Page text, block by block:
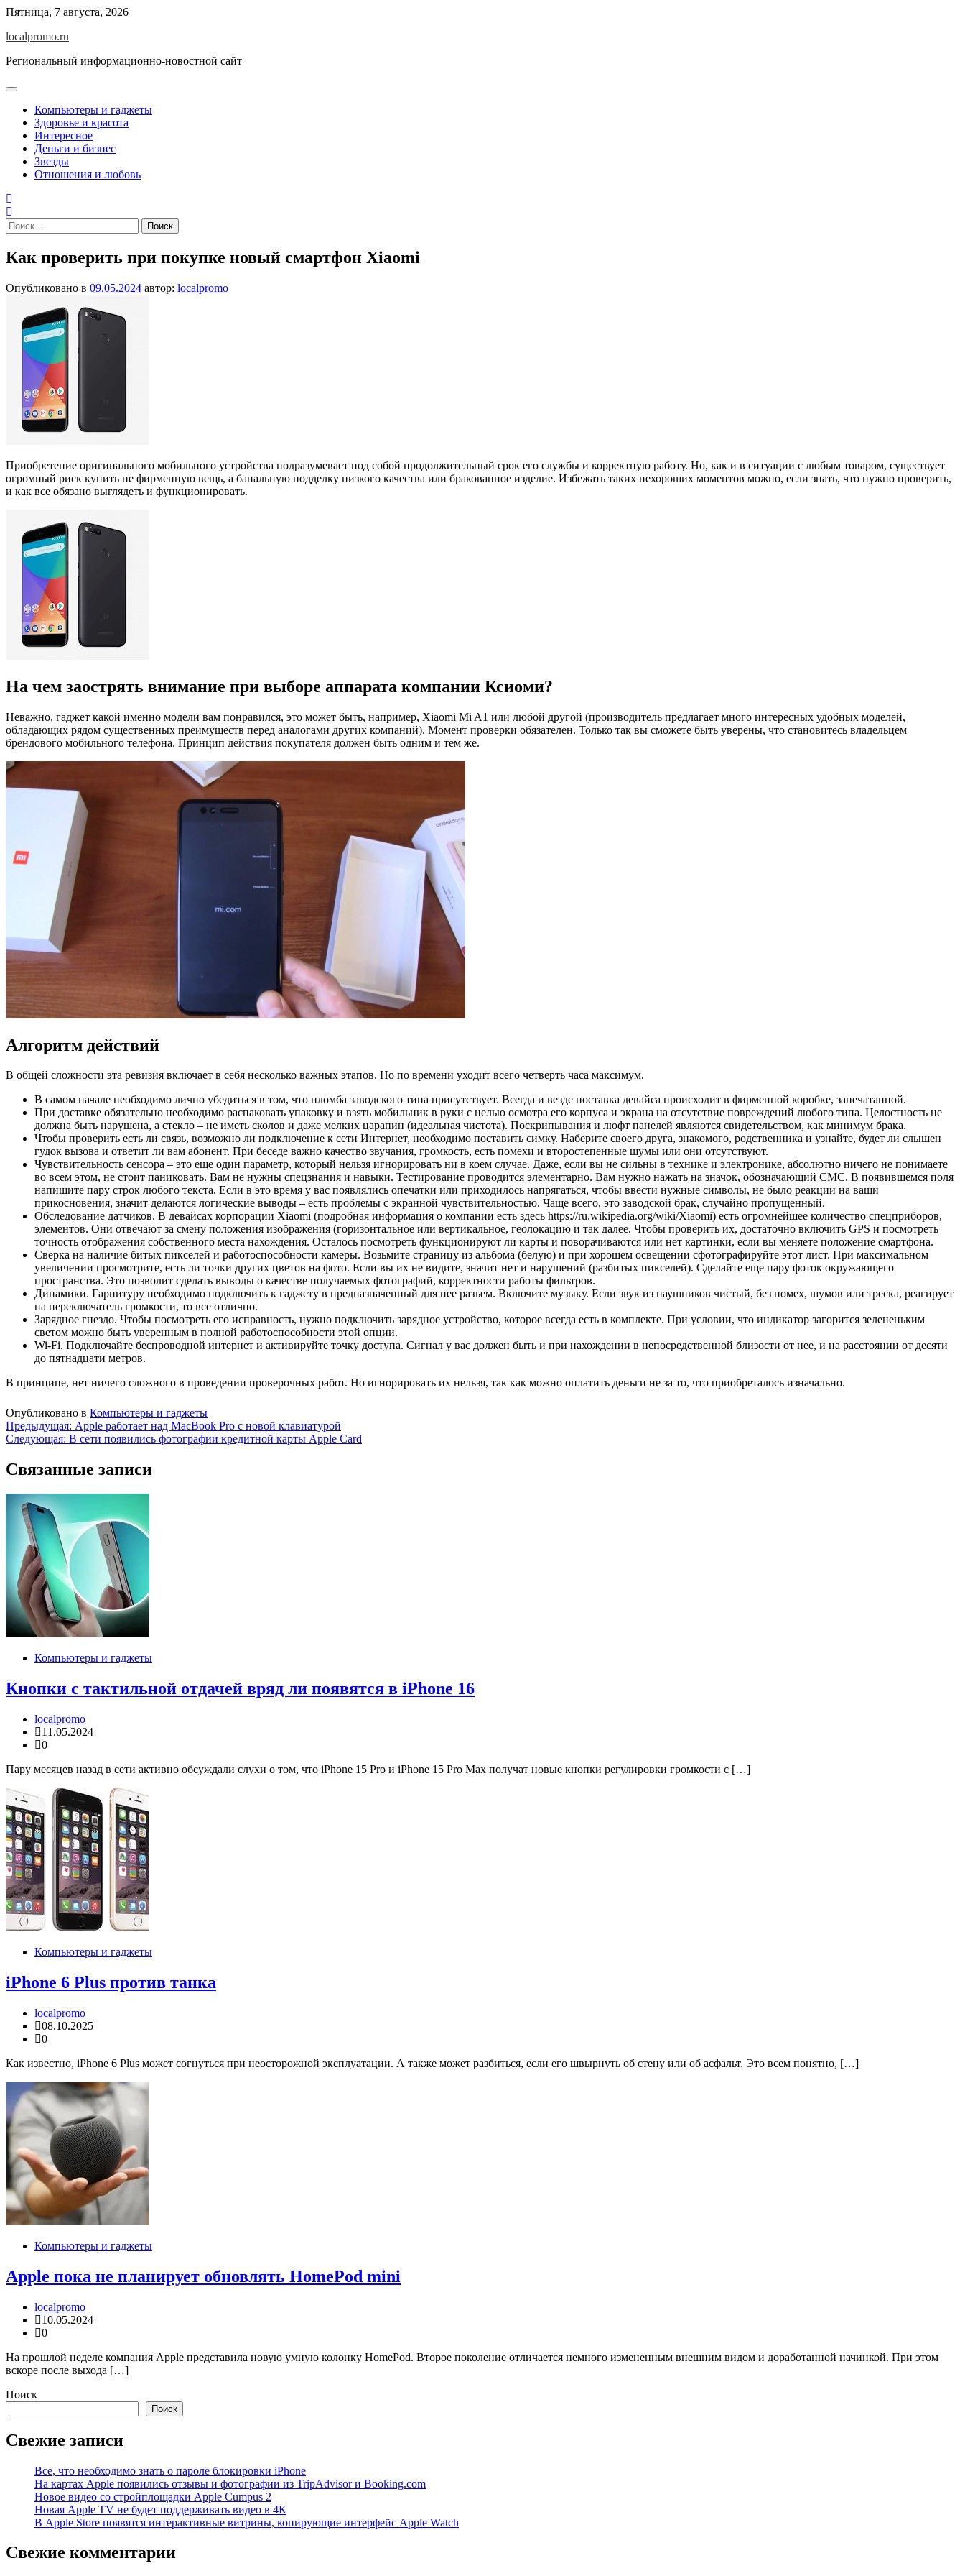
Перейти
содержимому
Пятница, 7 августа, 2026
localpromo.ru
Региональный информационно-новостной сайт
Компьютеры и гаджеты
Здоровье и красота
Интересное
Деньги и бизнес
Звезды
Отношения и любовь
Найти:
Как проверить при покупке новый смартфон Xiaomi
Опубликовано в 09.05.2024 автор: localpromo
Приобретение оригинального мобильного устройства подразумевает под собой продолжительный срок его службы и корректную работу. Но, как и в ситуации с любым товаром, существует
огромный риск купить не фирменную вещь, а банальную подделку низкого качества или бракованное изделие. Избежать таких нехороших моментов можно, если знать, что нужно проверить,
и как все обязано выглядеть и функционировать.
На чем заострять внимание при выборе аппарата компании Ксиоми?
Неважно, гаджет какой именно модели вам понравился, это может быть, например, Xiaomi Mi A1 или любой другой (производитель предлагает много интересных удобных моделей,
обладающих рядом существенных преимуществ перед аналогами других компаний). Момент проверки обязателен. Только так вы сможете быть уверены, что становитесь владельцем
брендового мобильного телефона. Принцип действия покупателя должен быть одним и тем же.
Алгоритм действий
В общей сложности эта ревизия включает в себя несколько важных этапов. Но по времени уходит всего четверть часа максимум.
В самом начале необходимо лично убедиться в том, что пломба заводского типа присутствует. Всегда и везде поставка девайса происходит в фирменной коробке, запечатанной.
При доставке обязательно необходимо распаковать упаковку и взять мобильник в руки с целью осмотра его корпуса и экрана на отсутствие повреждений любого типа. Целостность не
должна быть нарушена, а стекло – не иметь сколов и даже мелких царапин (идеальная чистота). Поскрипывания и люфт панелей являются свидетельством, как минимум брака.
Чтобы проверить есть ли связь, возможно ли подключение к сети Интернет, необходимо поставить симку. Наберите своего друга, знакомого, родственника и узнайте, будет ли слышен
гудок вызова и ответит ли вам абонент. При беседе важно качество звучания, громкость, есть помехи и второстепенные шумы или они отсутствуют.
Чувствительность сенсора – это еще один параметр, который нельзя игнорировать ни в коем случае. Даже, если вы не сильны в технике и электронике, абсолютно ничего не понимаете
во всем этом, не стоит паниковать. Вам не нужны спецзнания и навыки. Тестирование проводится элементарно. Вам нужно нажать на значок, обозначающий СМС. В появившемся поля
напишите пару строк любого текста. Если в это время у вас появлялись опечатки или приходилось напрягаться, чтобы ввести нужные символы, не было реакции на ваши
прикосновения, значит делаются логические выводы – есть проблемы с экранной чувствительностью. Чаще всего, это заводской брак, случайно пропущенный.
Обследование датчиков. В девайсах корпорации Xiaomi (подробная информация о компании есть здесь https://ru.wikipedia.org/wiki/Xiaomi) есть огромнейшее количество спецприборов,
элементов. Они отвечают за смену положения изображения (горизонтальное или вертикальное, геолокацию и так далее. Чтобы проверить их, достаточно включить GPS и посмотреть
точность отображения собственного места нахождения. Осталось посмотреть функционируют ли карты и поворачиваются или нет картинки, если вы меняете положение смартфона.
Сверка на наличие битых пикселей и работоспособности камеры. Возьмите страницу из альбома (белую) и при хорошем освещении сфотографируйте этот лист. При максимальном
увеличении просмотрите, есть ли точки других цветов на фото. Если вы их не видите, значит нет и нарушений (разбитых пикселей). Сделайте еще пару фоток окружающего
пространства. Это позволит сделать выводы о качестве получаемых фотографий, корректности работы фильтров.
Динамики. Гарнитуру необходимо подключить к гаджету в предназначенный для нее разъем. Включите музыку. Если звук из наушников чистый, без помех, шумов или треска, реагирует
на переключатель громкости, то все отлично.
Зарядное гнездо. Чтобы посмотреть его исправность, нужно подключить зарядное устройство, которое всегда есть в комплекте. При условии, что индикатор загорится зелененьким
светом можно быть уверенным в полной работоспособности этой опции.
Wi-Fi. Подключайте беспроводной интернет и активируйте точку доступа. Сигнал у вас должен быть и при нахождении в непосредственной близости от нее, и на расстоянии от десяти
до пятнадцати метров.
В принципе, нет ничего сложного в проведении проверочных работ. Но игнорировать их нельзя, так как можно оплатить деньги не за то, что приобреталось изначально.
Опубликовано в Компьютеры и гаджеты
Навигация
по
записям
Предыдущая: Apple работает над MacBook Pro с новой клавиатурой
Следующая: В сети появились фотографии кредитной карты Apple Card
Связанные записи
Компьютеры и гаджеты
Кнопки с тактильной отдачей вряд ли появятся в iPhone 16
localpromo
11.05.2024
0
Пару месяцев назад в сети активно обсуждали слухи о том, что iPhone 15 Pro и iPhone 15 Pro Max получат новые кнопки регулировки громкости с […]
Компьютеры и гаджеты
iPhone 6 Plus против танка
localpromo
08.10.2025
0
Как известно, iPhone 6 Plus может согнуться при неосторожной эксплуатации. А также может разбиться, если его швырнуть об стену или об асфальт. Это всем понятно, […]
Компьютеры и гаджеты
Apple пока не планирует обновлять HomePod mini
localpromo
10.05.2024
0
На прошлой неделе компания Apple представила новую умную колонку HomePod. Второе поколение отличается немного измененным внешним видом и доработанной начинкой. При этом
вскоре после выхода […]
Поиск
Поиск
Свежие записи
Все, что необходимо знать о пароле блокировки iPhone
На картах Apple появились отзывы и фотографии из TripAdvisor и Booking.com
Новое видео со стройплощадки Apple Cumpus 2
Новая Apple TV не будет поддерживать видео в 4К
В Apple Store появятся интерактивные витрины, копирующие интерфейс Apple Watch
Свежие комментарии